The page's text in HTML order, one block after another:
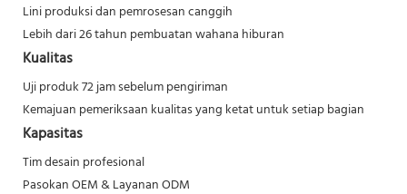
Lini produksi dan pemrosesan canggih
Lebih dari 26 tahun pembuatan wahana hiburan
Kualitas
Uji produk 72 jam sebelum pengiriman
Kemajuan pemeriksaan kualitas yang ketat untuk setiap bagian
Kapasitas
Tim desain profesional
Pasokan OEM & Layanan ODM